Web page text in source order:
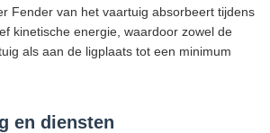
Fender van het vaartuig absorbeert tijdens
kinetische energie, waardoor zowel de
als aan de ligplaats tot een minimum
en diensten